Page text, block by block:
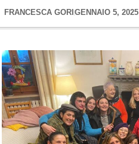
FRANCESCA GORI GENNAIO 5, 2025